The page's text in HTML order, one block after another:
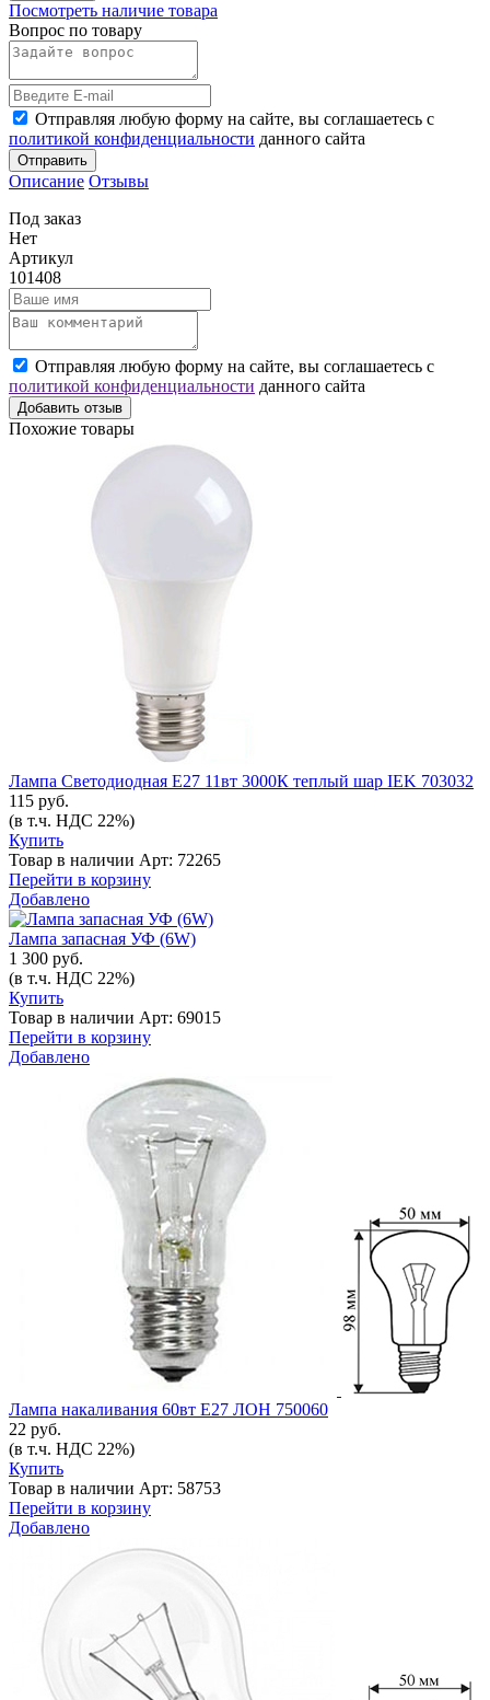
Посмотреть наличие товара
Вопрос по товару
Отправляя любую форму на сайте, вы соглашаетесь с
политикой конфиденциальности данного сайта
Отправить
Описание Отзывы
Под заказ
Нет
Артикул
101408
Отправляя любую форму на сайте, вы соглашаетесь с
политикой конфиденциальности данного сайта
Добавить отзыв
Похожие товары
Лампа Светодиодная Е27 11вт 3000К теплый шар IEK 703032
115 руб.
(в т.ч. НДС 22%)
Купить
Товар в наличии Арт: 72265
Перейти в корзину
Добавлено
Лампа запасная УФ (6W)
1 300 руб.
(в т.ч. НДС 22%)
Купить
Товар в наличии Арт: 69015
Перейти в корзину
Добавлено
Лампа накаливания 60вт Е27 ЛОН 750060
22 руб.
(в т.ч. НДС 22%)
Купить
Товар в наличии Арт: 58753
Перейти в корзину
Добавлено